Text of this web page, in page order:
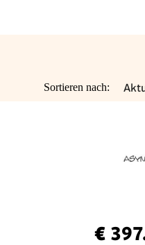
Sortieren nach:
€